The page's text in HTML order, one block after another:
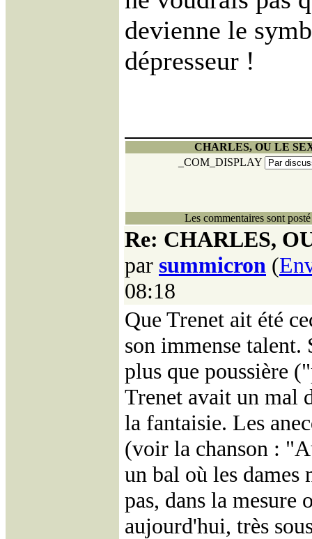
devienne le
dépresseur !
CHARLES, OU LE
_COM_DISPLAY
Les commentaires sont
Re: CHARLES,
par summicron (
08:18
Que Trenet ait été
son immense talent.
plus que poussière
Trenet avait un mal
la fantaisie. Les
(voir la chanson :
un bal où les dames
pas, dans la mesure
aujourd'hui, très